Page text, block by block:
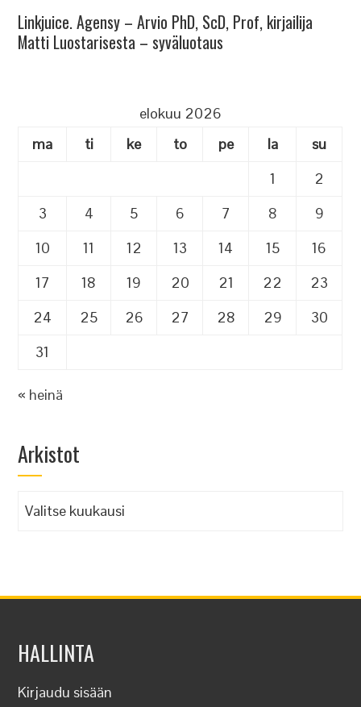
Linkjuice. Agensy – Arvio PhD, ScD, Prof, kirjailija
Matti Luostarisesta – syväluotaus
elokuu 2026
ma
ti ke to pe la
su
1
2
3
4 5 6 7 8
9
10
11 12 13 14 15
16
17
18 19 20 21 22
23
24
25 26 27 28 29
30
31
« heinä
Arkistot
Arkistot
HALLINTA
Kirjaudu sisään